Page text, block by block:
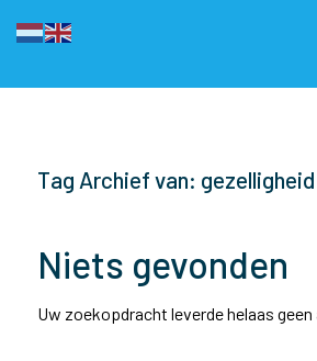
Tag Archief van: gezelligheid
Niets gevonden
Uw zoekopdracht leverde helaas